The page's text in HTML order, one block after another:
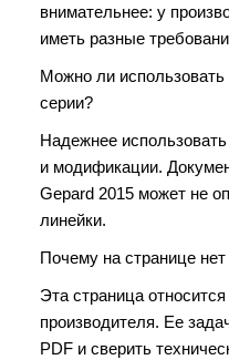
внимательнее: у
иметь разные
Можно ли использовать
серии?
Надежнее
и модификации.
Gepard 2015 может не
линейки.
Почему на странице
Эта страница
производителя. Ее
PDF и сверить